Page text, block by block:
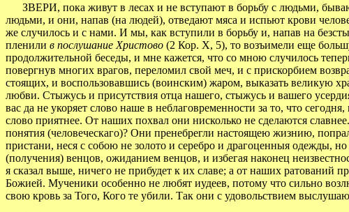
ЗВЕРИ, пока живут в лесах и не вступают в борьбу с людьми,
людьми, и они, напав (на людей), отведают мяса и испьют крови
же случилось и с нами. И мы, как вступили в борьбу и, напав на
пленили в послушание Христово (2 Кор. X, 5), то возъимели еще
продолжительной беседы, и мне кажется, что со мною случилось
повергнув многих врагов, переломил свой меч, и с прискорбием
стоящих, и воспользовавшись (воинским) жаром, выказать великую
любви. Стыжусь и присутствия отца нашего, стыжусь и вашего
вас да не укоряет слово наше в неблаговременности за то, что
слово приятнее. От наших похвал они нисколько не сделаются
понятия (человеческаго)? Они пренебрегли настоящею жизнию,
пристани, неся с собою не золото и серебро и драгоценныя одежды,
(получения) венцов, ожиданием венцов, и избегая наконец
я сказал выше, ничего не прибудет к их славе; а от наших ратований
Божией. Мученики особенно не любят иудеев, потому что сильно
свою кровь за Того, Кого те убили. Так они с удовольствием